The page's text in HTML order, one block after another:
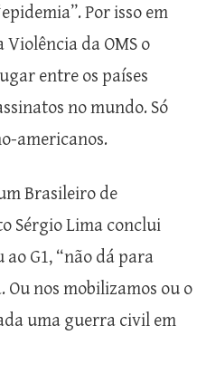
Por isso em
Violência da OMS o
entre os países
no mundo. Só
americanos.
Brasileiro de
Sérgio Lima conclui
G1, “não dá para
Ou nos mobilizamos ou o
uma guerra civil em